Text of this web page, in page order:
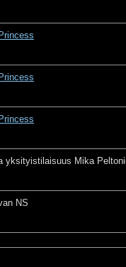
yksityistilaisuus Mika
NS